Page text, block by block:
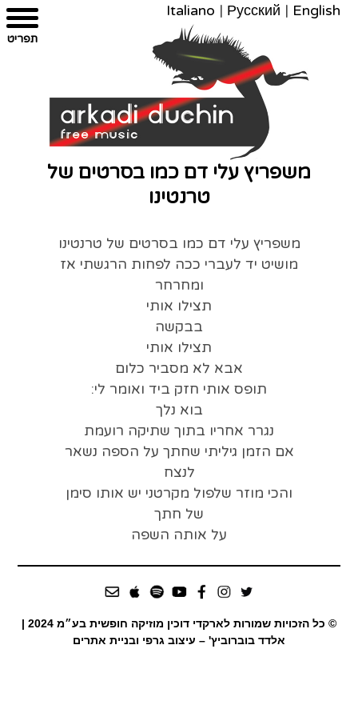
מפת
הצהרת
עבור
צרו
English
|
Русский
|
Italiano
משפריץ עלי דם כמו בסרטים של
טרנטינו
משפריץ עלי דם כמו בסרטים של טרנטינו
מושיט יד לעברי ככה לפחות הרגשתי אז
ומחרחר
תצילו אותי
בבקשה
תצילו אותי
אבא לא מסביר כלום
תופס אותי חזק ביד ואומר לי:
בוא נלך
נגרר אחריו בתוך שתיקה רועמת
אם הזמן גיליתי שחתך על הספה נשאר
לנצח
והכי מוזר שלפול מקרטני יש אותו סימן
של חתך
על אותה השפה
© כל הזכויות שמורות לארקדי דוכין מוזיקה חופשית בע״מ 2024 |
אלדד בוברוביץ' – עיצוב גרפי ובניית אתרים
תפריט